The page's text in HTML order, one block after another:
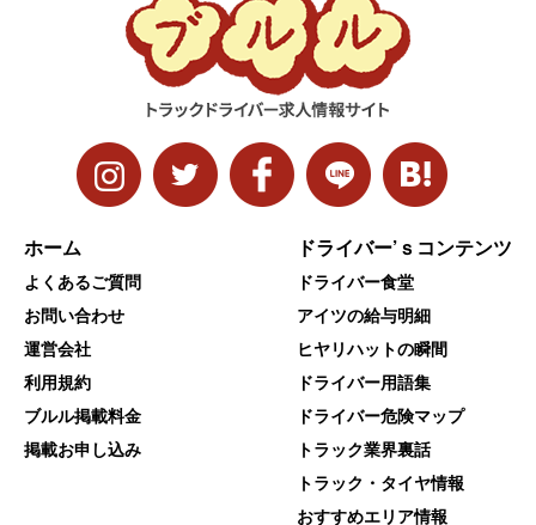
ホーム
よくあるご質問
お問い合わせ
運営会社
利用規約
ブルル掲載料金
掲載お申し込み
ドライバー’ｓコンテンツ
ドライバー食堂
アイツの給与明細
ヒヤリハットの瞬間
ドライバー用語集
ドライバー危険マップ
トラック業界裏話
トラック・タイヤ情報
おすすめエリア情報